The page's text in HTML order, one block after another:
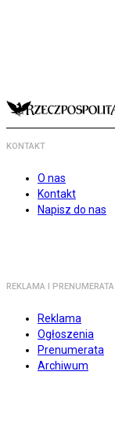
KONTAKT
O nas
Kontakt
Napisz do nas
REKLAMA I PRENUMERATA
Reklama
Ogłoszenia
Prenumerata
Archiwum